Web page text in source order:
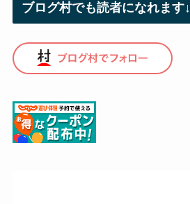
ブログ村でも読者になれます↓